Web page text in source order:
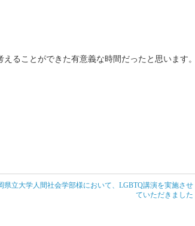
ることができた有意義な時間だったと思います。
県立大学人間社会学部様において、LGBTQ講演を実施させ
ていただきました